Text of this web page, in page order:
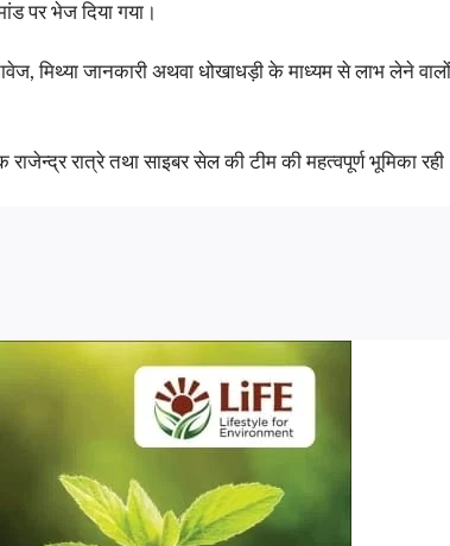
पर भेज दिया गया।
जानकारी अथवा धोखाधड़ी के माध्यम से लाभ लेने वालों
रात्रे तथा साइबर सेल की टीम की महत्वपूर्ण भूमिका